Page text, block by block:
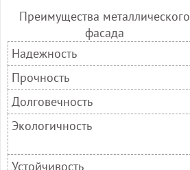
Преимущества металлического
фасада
Надежность
Прочность
Долговечность
Экологичность
Устойчивость